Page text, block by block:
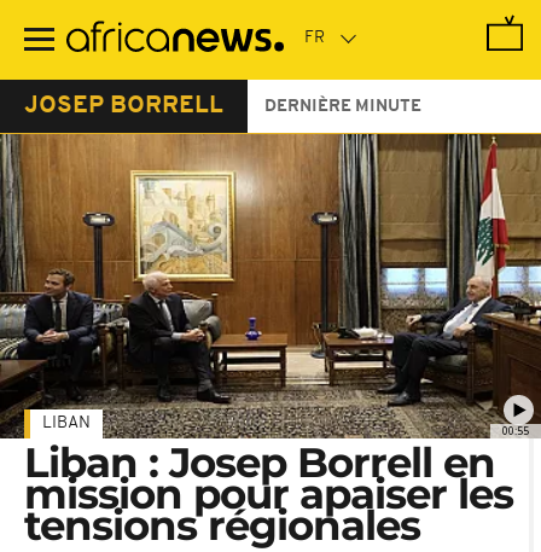
contenu
JOSEP BORRELL DERNIÈRE MINUTE
00:55
LIBAN
Liban : Josep Borrell en
mission pour apaiser les
tensions régionales